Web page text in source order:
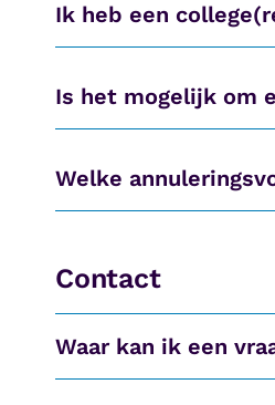
Ik heb een
Is het mogelijk om
Welke
Contact
Waar kan ik een